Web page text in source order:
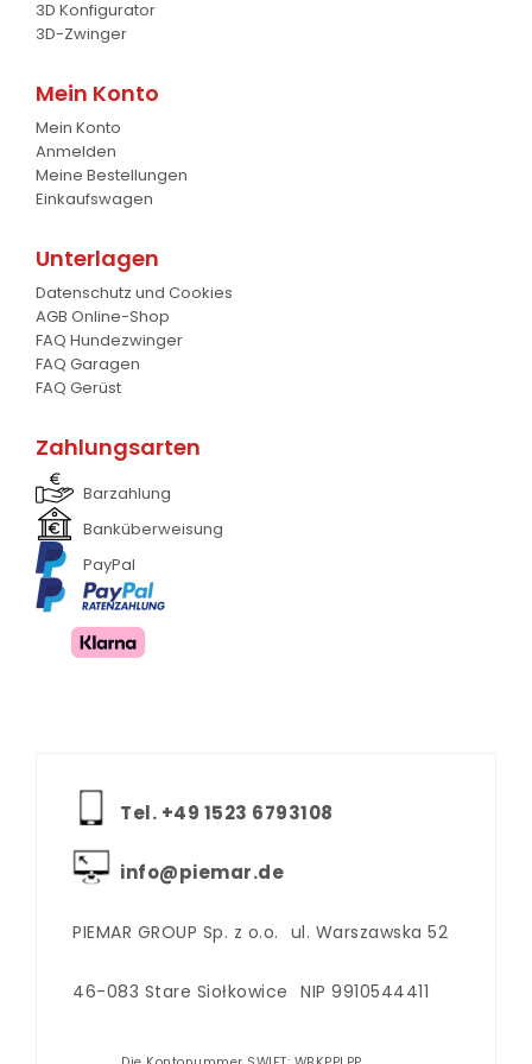
Gabel
Krokodil Gabel und Schaufel
Planierschild
Silageschieber
Frontanbau Kat. 1 und Kat.2
ANDERE
3D Konfigurator
3D-Zwinger
Mein Konto
Mein Konto
Anmelden
Meine Bestellungen
Einkaufswagen
Unterlagen
Datenschutz und Cookies
AGB Online-Shop
FAQ Hundezwinger
FAQ Garagen
FAQ Gerüst
Zahlungsarten
Barzahlung
Banküberweisung
PayPal
Tel. +‪49 1523 6793108
info@piemar.de
PIEMAR GROUP Sp. z o.o. ul. Warszawska 52
46-083 Stare Siołkowice NIP 9910544411